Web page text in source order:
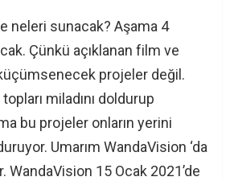
neleri sunacak? Aşama 4
Çünkü açıklanan film ve
projeler değil.
topları miladını doldurup
bu projeler onların yerini
Umarım WandaVision ‘da
WandaVision 15 Ocak 2021’de